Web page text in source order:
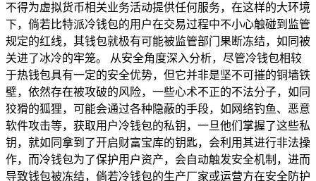
不得为虚拟货币相关业务活动提供任何服务，在这样的大环境
下，倘若比特派冷钱包的用户在交易过程中不小心触碰到监管
规定的红线，其钱包就极有可能被监管部门果断冻结，如同被
关进了冰冷的牢笼。 从安全角度深入分析，尽管冷钱包相较
于热钱包具有一定的安全优势，但它并非是坚不可摧的铜墙铁
壁，依然存在被攻破的风险，一些心术不正的不法分子，如同
狡猾的狐狸，可能会通过各种隐蔽的手段，如网络钓鱼、恶意
软件攻击等，获取用户冷钱包的私钥，一旦他们掌握了这些私
钥，就如同拿到了开启财富宝库的钥匙，会利用其进行非法操
作，而冷钱包为了保护用户资产，会自动触发安全机制，进而
导致钱包被冻结，倘若冷钱包的生产厂家或运营方在安全防护